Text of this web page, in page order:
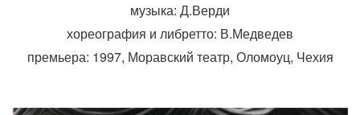
музыка: Д.Верди
хореография и либретто: В.Медведев
премьера: 1997, Моравский театр, Оломоуц, Чехия